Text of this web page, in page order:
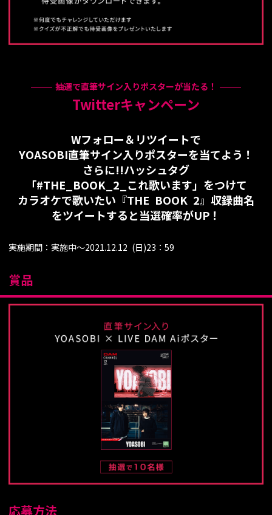
抽選で直筆サイン入りポスターが当たる！
Twitterキャンペーン
Wフォロー＆リツイートで
YOASOBI直筆サイン入りポスターを当てよう！
さらに!!ハッシュタグ
「#THE_BOOK_2_これ歌います」をつけて
カラオケで歌いたい『THE BOOK 2』収録曲名
をツイートすると当選確率がUP！
実施期間：実施中～2021.12.12 (日)23：59
賞品
応募方法